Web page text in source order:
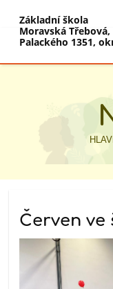
Základní škola
Moravská Třebová,
Palackého 1351,
Červen ve